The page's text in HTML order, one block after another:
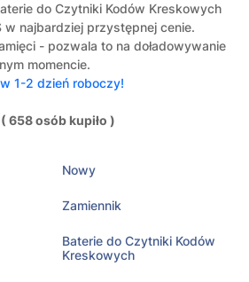
do Czytniki Kodów Kreskowych
w najbardziej przystępnej cenie.
- pozwala to na doładowywanie
momencie.
1-2 dzień roboczy!
( 658 osób kupiło )
Nowy
Zamiennik
Baterie do Czytniki Kodów
Kreskowych